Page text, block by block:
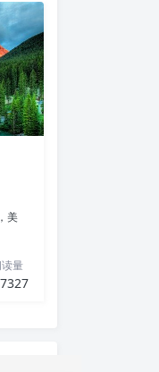
美
量